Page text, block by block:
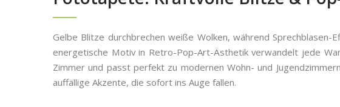
Gelbe Blitze durchbrechen weiße Wolken, während
energetische Motiv in Retro-Pop-Art-Ästhetik verwandelt jede
Zimmer und passt perfekt zu modernen Wohn- und
auffällige Akzente, die sofort ins Auge fallen.